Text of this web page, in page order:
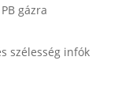
gázra
szélesség infók